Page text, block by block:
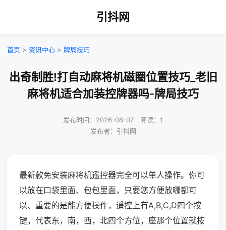
引抖网
首页 > 资讯中心 > 牌局技巧
出奇制胜!打自动麻将机磁圈位置技巧_老旧
麻将机适合加装控牌器吗-牌局技巧
发布时间：2026-08-07｜阅读：1
发布者：引抖网
最新款免安装麻将机遥控器完全可以单人操作。你可
以放在口袋里面、包包里面，只要您方便放哪都可
以、重要的是能方便操作，遥控上有A,B,C,D四个按
键，代表东，南，西，北四个方位，座那个位置就按